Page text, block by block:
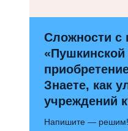
Сложности с
Знаете, как
учреждений
Напишите — решим!